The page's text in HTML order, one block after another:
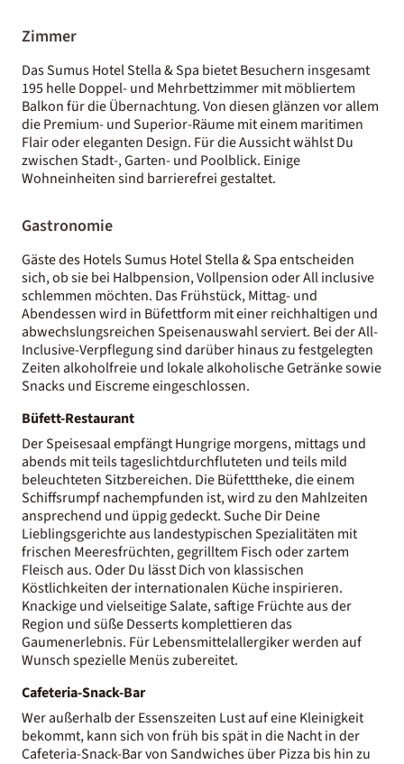
Zimmer
Das Sumus Hotel Stella & Spa bietet Besuchern insgesamt
195 helle Doppel- und Mehrbettzimmer mit möbliertem
Balkon für die Übernachtung. Von diesen glänzen vor allem
die Premium- und Superior-Räume mit einem maritimen
Flair oder eleganten Design. Für die Aussicht wählst Du
zwischen Stadt-, Garten- und Poolblick. Einige
Wohneinheiten sind barrierefrei gestaltet.
Gastronomie
Gäste des Hotels Sumus Hotel Stella & Spa entscheiden
sich, ob sie bei Halbpension, Vollpension oder All inclusive
schlemmen möchten. Das Frühstück, Mittag- und
Abendessen wird in Büfettform mit einer reichhaltigen und
abwechslungsreichen Speisenauswahl serviert. Bei der All-
Inclusive-Verpflegung sind darüber hinaus zu festgelegten
Zeiten alkoholfreie und lokale alkoholische Getränke sowie
Snacks und Eiscreme eingeschlossen.
Büfett-Restaurant
Der Speisesaal empfängt Hungrige morgens, mittags und
abends mit teils tageslichtdurchfluteten und teils mild
beleuchteten Sitzbereichen. Die Büfetttheke, die einem
Schiffsrumpf nachempfunden ist, wird zu den Mahlzeiten
ansprechend und üppig gedeckt. Suche Dir Deine
Lieblingsgerichte aus landestypischen Spezialitäten mit
frischen Meeresfrüchten, gegrilltem Fisch oder zartem
Fleisch aus. Oder Du lässt Dich von klassischen
Köstlichkeiten der internationalen Küche inspirieren.
Knackige und vielseitige Salate, saftige Früchte aus der
Region und süße Desserts komplettieren das
Gaumenerlebnis. Für Lebensmittelallergiker werden auf
Wunsch spezielle Menüs zubereitet.
Cafeteria-Snack-Bar
Wer außerhalb der Essenszeiten Lust auf eine Kleinigkeit
bekommt, kann sich von früh bis spät in die Nacht in der
Cafeteria-Snack-Bar von Sandwiches über Pizza bis hin zu